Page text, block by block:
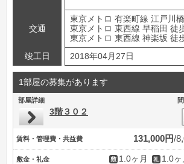
交通
東京メトロ 有楽町線 江戸川
東京メトロ 東西線 早稲田 徒
東京メトロ 東西線 神楽坂 徒
竣工日
2018年04月27日
1部屋の募集があります
部屋詳細
3階３０２
賃料・管理費・共益費 131,000円
敷金・礼金 1.0ヶ月 1.0ヶ